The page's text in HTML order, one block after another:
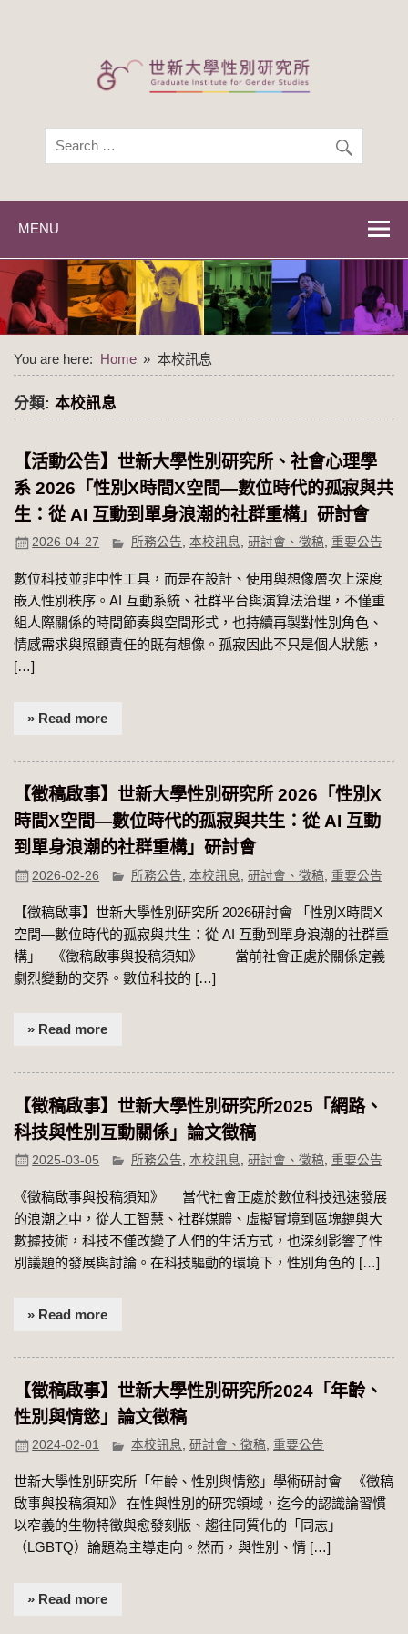
世新大學性別研
世新大學性別研究所
MENU
You are here: Home 本校訊息
分類:本校訊息
【活動公告】世新大學性別研究所、社會心理學
系 2026「性別Χ時間Χ空間—數位時代的孤寂與共
生：從 AI 互動到單身浪潮的社群重構」研討會
2026-04-27 所務公告,本校訊息,研討會、徵稿,重要公告
數位科技並非中性工具，而是在設計、使用與想像層次上深度
嵌入性別秩序。AI 互動系統、社群平台與演算法治理，不僅重
組人際關係的時間節奏與空間形式，也持續再製對性別角色、
情感需求與照顧責任的既有想像。孤寂因此不只是個人狀態，
[…]
» Read more
【徵稿啟事】世新大學性別研究所 2026「性別Χ
時間Χ空間—數位時代的孤寂與共生：從 AI 互動
到單身浪潮的社群重構」研討會
2026-02-26 所務公告 ,本校訊息 ,研討會、徵稿 ,重要公告
【徵稿啟事】世新大學性別研究所 2026研討會 「性別Χ時間Χ
空間—數位時代的孤寂與共生：從 AI 互動到單身浪潮的社群重
構」 《徵稿啟事與投稿須知》 當前社會正處於關係定義
劇烈變動的交界。數位科技的 […]
» Read more
【徵稿啟事】世新大學性別研究所2025「網路、
科技與性別互動關係」論文徵稿
2025-03-05 所務公告,本校訊息,研討會、徵稿,重要公告
《徵稿啟事與投稿須知》 當代社會正處於數位科技迅速發展
的浪潮之中，從人工智慧、社群媒體、虛擬實境到區塊鏈與大
數據技術，科技不僅改變了人們的生活方式，也深刻影響了性
別議題的發展與討論。在科技驅動的環境下，性別角色的 […]
» Read more
【徵稿啟事】世新大學性別研究所2024「年齡、
性別與情慾」論文徵稿
2024-02-01 本校訊息,研討會、徵稿,重要公告
世新大學性別研究所「年齡、性別與情慾」學術研討會 《徵稿
啟事與投稿須知》 在性與性別的研究領域，迄今的認識論習慣
以窄義的生物特徵與愈發刻版、趨往同質化的「同志」
（LGBTQ）論題為主導走向。然而，與性別、情 […]
» Read more